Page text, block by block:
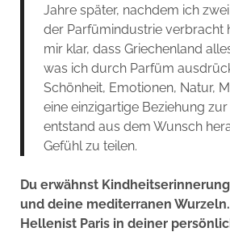
Jahre später, nachdem ich
der Parfümindustrie verbracht
mir klar, dass Griechenland
was ich durch Parfüm
Schönheit, Emotionen, Natur,
eine einzigartige Beziehung
entstand aus dem Wunsch
Gefühl zu teilen.
Du erwähnst
und deine mediterranen
Hellenist Paris in deiner